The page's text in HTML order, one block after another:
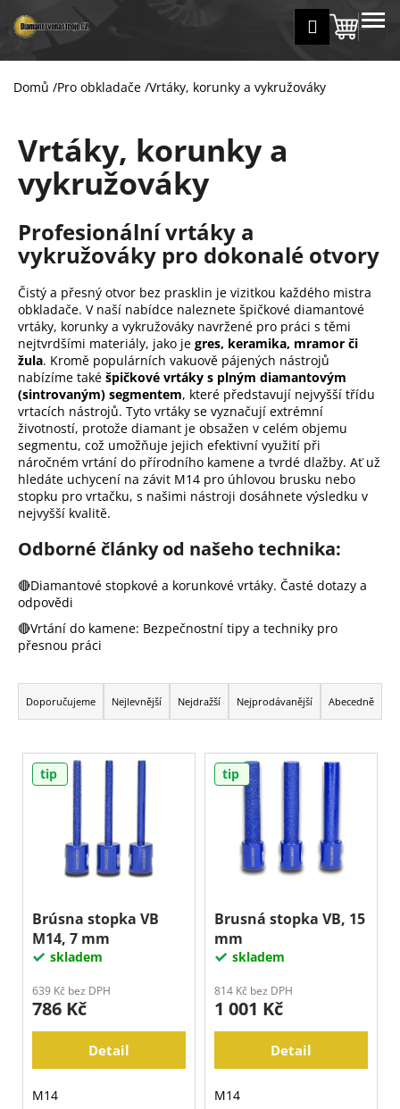
na
obsah
Přihlášení
košík
MENU
Domů /Pro obkladače /Vrtáky, korunky a vykružováky
Vrtáky, korunky a
vykružováky
Profesionální vrtáky a
vykružováky pro dokonalé otvory
Čistý a přesný otvor bez prasklin je vizitkou každého mistra
obkladače. V naší nabídce naleznete špičkové diamantové
vrtáky, korunky a vykružováky navržené pro práci s těmi
nejtvrdšími materiály, jako je gres, keramika, mramor či
žula. Kromě populárních vakuově pájených nástrojů
nabízíme také špičkové vrtáky s plným diamantovým
(sintrovaným) segmentem, které představují nejvyšší třídu
vrtacích nástrojů. Tyto vrtáky se vyznačují extrémní
životností, protože diamant je obsažen v celém objemu
segmentu, což umožňuje jejich efektivní využití při
náročném vrtání do přírodního kamene a tvrdé dlažby. Ať už
hledáte uchycení na závit M14 pro úhlovou brusku nebo
stopku pro vrtačku, s našimi nástroji dosáhnete výsledku v
nejvyšší kvalitě.
Odborné články od našeho technika:
🔴Diamantové stopkové a korunkové vrtáky. Časté dotazy a
odpovědi
🔴Vrtání do kamene: Bezpečnostní tipy a techniky pro
přesnou práci
Ř
a
z
e
Doporučujeme Nejlevnější Nejdražší Nejprodávanější Abecedně
V
tip
Brúsna stopka VB
M14, 7 mm
skladem
639 Kč bez DPH
786 Kč
Detail
M14
tip
Brusná stopka VB, 15
mm
skladem
814 Kč bez DPH
1 001 Kč
Detail
M14
š
Zpět
Zpět
C
p
o
t
e
b
u
j
e
t
e
n
a
j
í
t
?
Hledat
D
p
o
u